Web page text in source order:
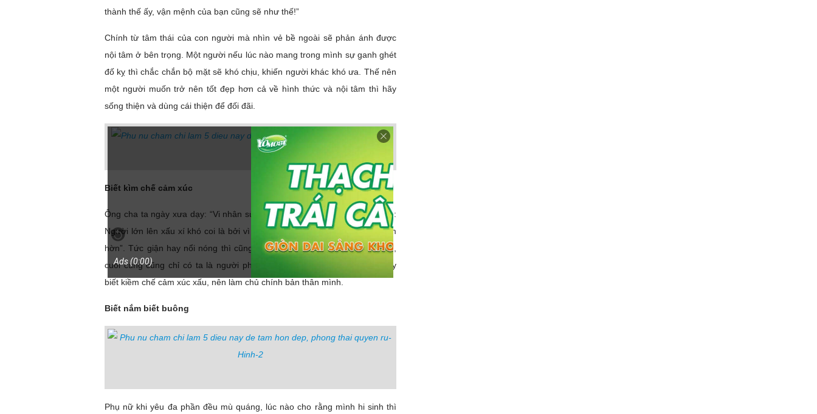
thành thế ấy, vận mệnh của bạn cũng sẽ như thế!”
Chính từ tâm thái của con người mà nhìn vẻ bề ngoài sẽ phản ánh được
nội tâm ở bên trọng. Một người nếu lúc nào mang trong mình sự ganh ghét
đố kỵ thì chắc chắn bộ mặt sẽ khó chịu, khiến người khác khó ưa. Thế nên
một người muốn trở nên tốt đẹp hơn cả về hình thức và nội tâm thì hãy
sống thiện và dùng cái thiện để đối đãi.
Ads (0:00)
Biết kìm chế cảm xúc
Ông cha ta ngày xưa dạy: “Vi nhân sửu lậu, hỉ sân khuể cố” có ý nói rằng:
Người lớn lên xấu xí khó coi là bởi vì kiếp trước thường hay tức giận, căm
hờn”. Tức giận hay nổi nóng thì cũng chỉ mang lại bực dọc cho bản thân,
cuối cùng cũng chỉ có ta là người phiền não. Thế nên người phụ nữ hãy
biết kiềm chế cảm xúc xấu, nên làm chủ chính bản thân mình.
Biết nắm biết buông
Phụ nữ khi yêu đa phần đều mù quáng, lúc nào cho rằng mình hi sinh thì